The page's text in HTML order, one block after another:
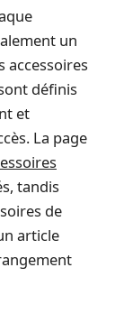
un
accessoires
définis
et
La page
tandis
de
article